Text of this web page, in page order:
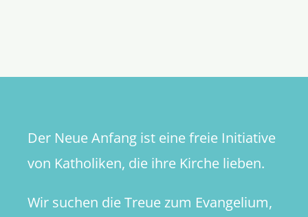
4/4)
Der Neue Anfang ist eine freie Initiative
von Katholiken, die ihre Kirche lieben.
Wir suchen die Treue zum Evangelium,